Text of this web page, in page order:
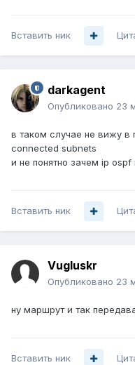
Вставить ник
darkagent
Опубликовано 23
в таком случае не вижу
connected subnets
и не понятно зачем ip
Вставить ник
Vugluskr
Опубликовано 23
ну маршрут и так
Вставить ник